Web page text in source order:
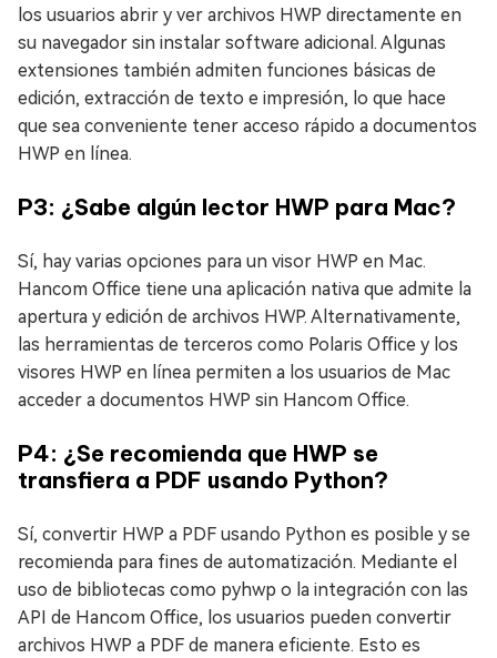
los usuarios abrir y ver archivos HWP directamente en
su navegador sin instalar software adicional. Algunas
extensiones también admiten funciones básicas de
edición, extracción de texto e impresión, lo que hace
que sea conveniente tener acceso rápido a documentos
HWP en línea.
P3: ¿Sabe algún lector HWP para Mac?
Sí, hay varias opciones para un visor HWP en Mac.
Hancom Office tiene una aplicación nativa que admite la
apertura y edición de archivos HWP. Alternativamente,
las herramientas de terceros como Polaris Office y los
visores HWP en línea permiten a los usuarios de Mac
acceder a documentos HWP sin Hancom Office.
P4: ¿Se recomienda que HWP se
transfiera a PDF usando Python?
Sí, convertir HWP a PDF usando Python es posible y se
recomienda para fines de automatización. Mediante el
uso de bibliotecas como pyhwp o la integración con las
API de Hancom Office, los usuarios pueden convertir
archivos HWP a PDF de manera eficiente. Esto es